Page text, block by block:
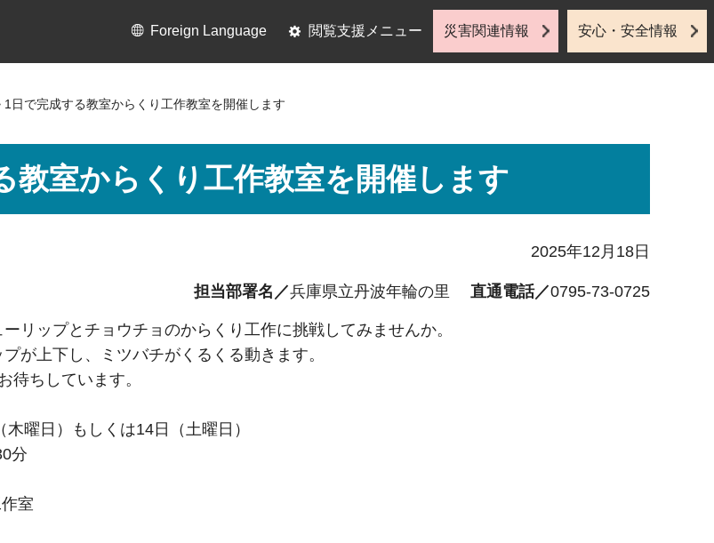
Foreign Language 閲覧支援メニュー 災害関連情報 安心・安全情報
1日で完成する教室からくり工作教室を開催します
教室からくり工作教室を開催します
2025年12月18日
担当部署名／兵庫県立丹波年輪の里 直通電話／0795-73-0725
リップとチョウチョのからくり工作に挑戦してみませんか。
が上下し、ミツバチがくるくる動きます。
待ちしています。
曜日）もしくは14日（土曜日）
室